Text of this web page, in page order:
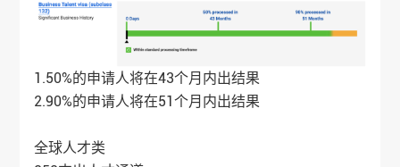
1.50%的申请人将在43个月内出结果
2.90%的申请人将在51个月内出结果
全球人才类